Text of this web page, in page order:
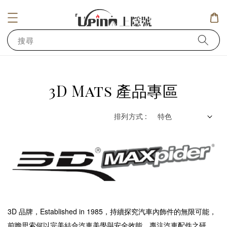
搜尋
3D Mats 產品專區
排列方式 :
3D 品牌，Established in 1985，持續探究汽車內飾件的無限可能，
前瞻思索何以完美結合汽車美學與安全效能，專注汽車配件之研